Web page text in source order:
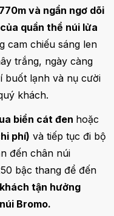
và ngẩn ngơ dõi
quần thể núi lửa
cam chiếu sáng len
trắng, ngày càng
buốt lạnh và nụ cười
khách.
biển cát đen hoặc
phí) và tiếp tục đi bộ
đến chân núi
bậc thang để đến
tận hưởng
Bromo.